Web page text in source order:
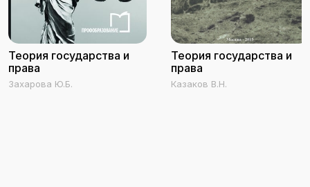
Теория государства и
права
Захарова Ю.Б.
Теория государства и
права
Казаков В.Н.